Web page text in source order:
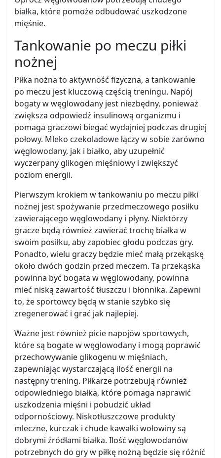
białka, które pomoże odbudować uszkodzone
mięśnie.
Tankowanie po meczu piłki
nożnej
Piłka nożna to aktywność fizyczna, a tankowanie
po meczu jest kluczową częścią treningu. Napój
bogaty w węglowodany jest niezbędny, ponieważ
zwiększa odpowiedź insulinową organizmu i
pomaga graczowi biegać wydajniej podczas drugiej
połowy. Mleko czekoladowe łączy w sobie zarówno
węglowodany, jak i białko, aby uzupełnić
wyczerpany glikogen mięśniowy i zwiększyć
poziom energii.
Pierwszym krokiem w tankowaniu po meczu piłki
nożnej jest spożywanie przedmeczowego posiłku
zawierającego węglowodany i płyny. Niektórzy
gracze będą również zawierać trochę białka w
swoim posiłku, aby zapobiec głodu podczas gry.
Ponadto, wielu graczy będzie mieć małą przekąskę
około dwóch godzin przed meczem. Ta przekąska
powinna być bogata w węglowodany, powinna
mieć niską zawartość tłuszczu i błonnika. Zapewni
to, że sportowcy będą w stanie szybko się
zregenerować i grać jak najlepiej.
Ważne jest również picie napojów sportowych,
które są bogate w węglowodany i mogą poprawić
przechowywanie glikogenu w mięśniach,
zapewniając wystarczającą ilość energii na
następny trening. Piłkarze potrzebują również
odpowiedniego białka, które pomaga naprawić
uszkodzenia mięśni i pobudzić układ
odpornościowy. Niskotłuszczowe produkty
mleczne, kurczak i chude kawałki wołowiny są
dobrymi źródłami białka. Ilość węglowodanów
potrzebnych do gry w piłkę nożną będzie się różnić